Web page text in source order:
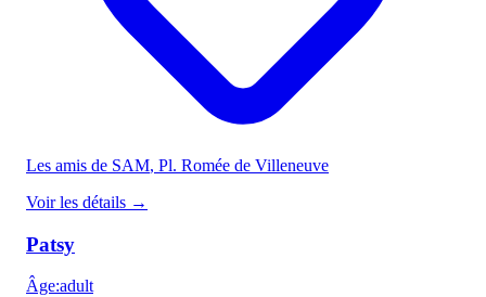
Les amis de SAM, Pl. Romée de Villeneuve
Voir les détails →
Patsy
Âge:adult